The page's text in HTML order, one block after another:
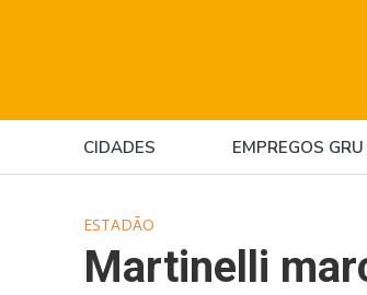
CIDADES EMPREGOS GRU
ESTADÃO
Martinelli